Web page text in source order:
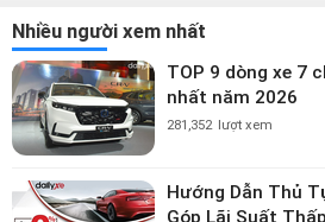
Nhiều người xem nhất
TOP 9 dòng xe 7
nhất năm 2026
281,352 lượt xem
Hướng Dẫn Thủ
Góp Lãi Suất